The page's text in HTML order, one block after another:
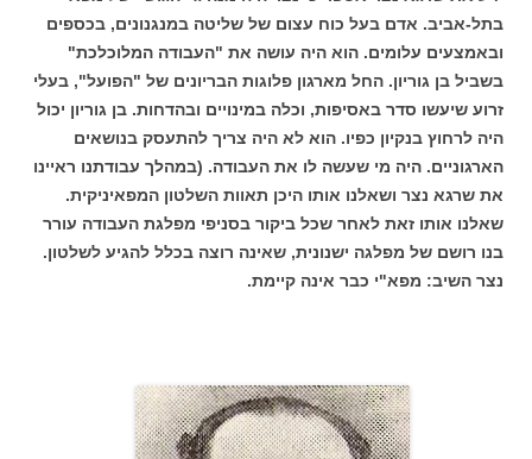
בתל-אביב. אדם בעל כוח עצום של שליטה במנגנונים, בכספים
ובאמצעים עלומים. הוא היה עושה את "העבודה המלוכלכת"
בשביל בן גוריון. החל מארגון פלוגות הבריונים של "הפועל", בעלי
זרוע שיעשו סדר באסיפות, וכלה במינויים ובהדחות. בן גוריון יכול
היה לרחוץ בנקיון כפיו. הוא לא היה צריך להתעסק בנושאים
הארגוניים. היה מי שעשה לו את העבודה. (במהלך עבודתנו ראיינו
את שרגא נצר ושאלנו אותו היכן תאוות השלטון המפאיניקית.
שאלנו אותו זאת לאחר שכל ביקור בסניפי מפלגת העבודה עורר
בנו רושם של מפלגה ישנונית, שאינה רוצה בכלל להגיע לשלטון.
נצר השיב: מפא"י כבר אינה קיימת.